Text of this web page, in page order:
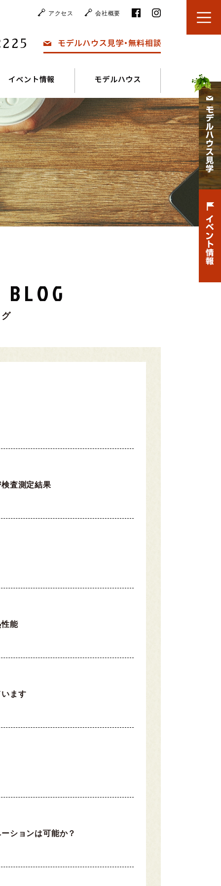
アクセス 会社概要
査測定結果
能
ます
ションは可能か？